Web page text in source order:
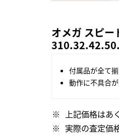
オメガ スピー
付属品が全て
動作に不具合
上記価格はあ
実際の査定価